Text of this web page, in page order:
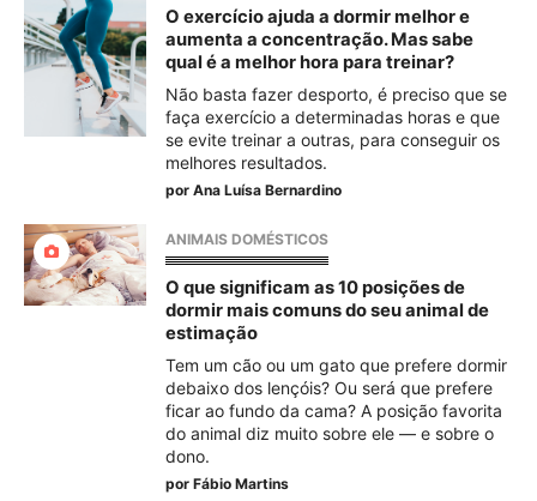
O exercício ajuda a dormir melhor e
aumenta a concentração. Mas sabe
qual é a melhor hora para treinar?
Não basta fazer desporto, é preciso que se
faça exercício a determinadas horas e que
se evite treinar a outras, para conseguir os
melhores resultados.
por Ana Luísa Bernardino
ANIMAIS DOMÉSTICOS
O que significam as 10 posições de
dormir mais comuns do seu animal de
estimação
Tem um cão ou um gato que prefere dormir
debaixo dos lençóis? Ou será que prefere
ficar ao fundo da cama? A posição favorita
do animal diz muito sobre ele — e sobre o
dono.
por Fábio Martins